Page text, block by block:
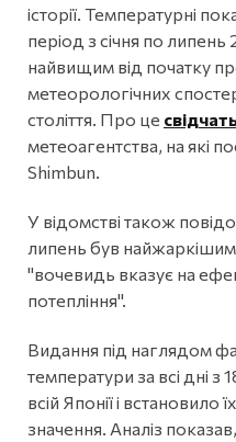
історії. Температурні
період з січня по
найвищим від початку
метеорологічних
століття. Про це
метеоагентства, на які
Shimbun.
У відомстві також
липень був найжаркішим
"вочевидь вказує на
потепління".
Видання під наглядом
температури за всі дні з
всій Японії і
значення. Аналіз